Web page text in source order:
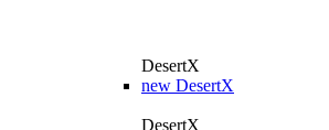
DesertX
new DesertX
DesertX